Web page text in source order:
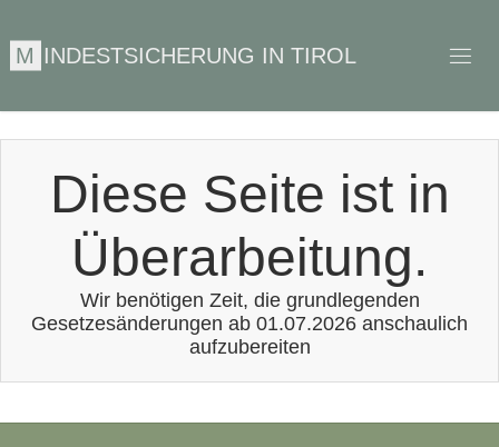
M INDESTSICHERUNG IN TIROL
Diese Seite ist in
Überarbeitung.
Wir benötigen Zeit, die grundlegenden
Gesetzesänderungen ab 01.07.2026 anschaulich
aufzubereiten